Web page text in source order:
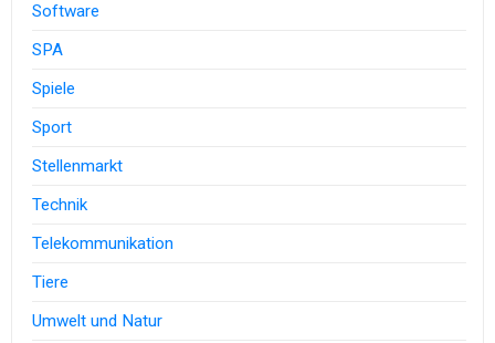
Software
SPA
Spiele
Sport
Stellenmarkt
Technik
Telekommunikation
Tiere
Umwelt und Natur